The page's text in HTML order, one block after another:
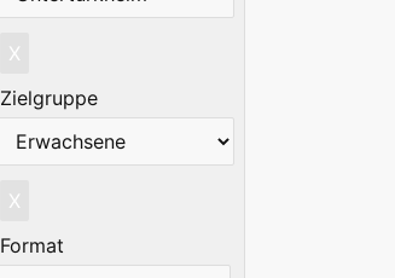
X
Zielgruppe
X
Format